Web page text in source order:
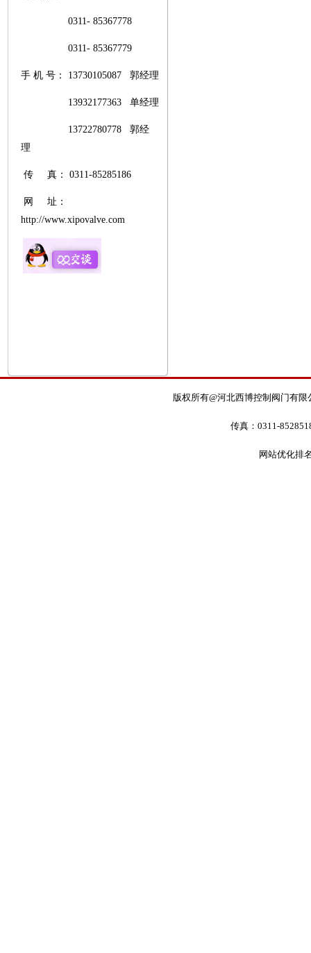
0311- 85367778
0311- 85367779
手 机 号： 13730105087 郭经理
13932177363 单经理
13722780778 郭经
理
传 真： 0311-85285186
网 址：
http://www.xipovalve.com
版权所有@河北西博控制阀门有
传真：0311-
网站优化排